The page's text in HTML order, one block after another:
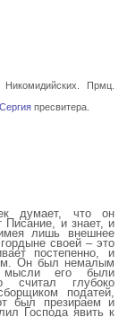
Никомидийских. Прмц.
Сергияпресвитера.
думает, что он
Писание, и знает, и
лишь внешнее
своей – это
постепенно, и
Он был немалым
его были
считал глубоко
податей,
был презираем и
Господа явить к